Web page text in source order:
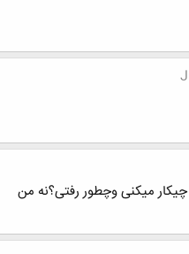
چیکار میکنی وچطور رفتی؟نه من